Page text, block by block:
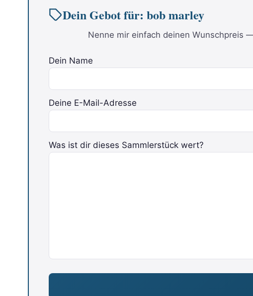
Dein Gebot für: bob marley
Nenne mir einfach deinen Wunschpreis
Dein Name
Deine E-Mail-Adresse
Bitte lasse dieses Feld leer.
Was ist dir dieses Sammlerstück wert?